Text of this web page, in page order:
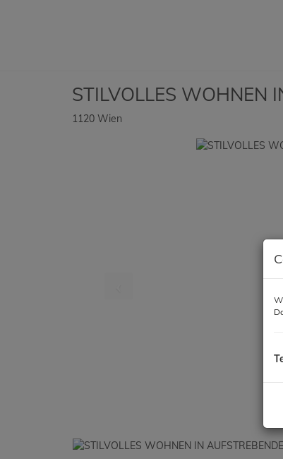
STILVOLLES WOHNEN
1120 Wien